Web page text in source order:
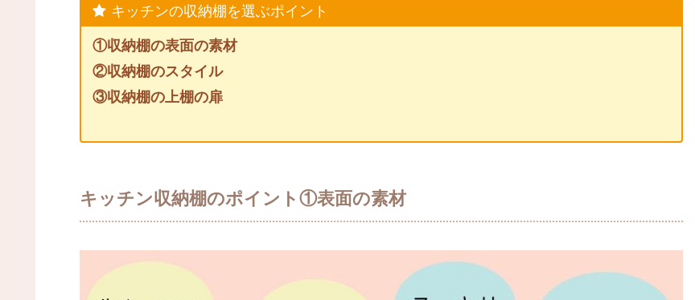
キッチンの収納棚を選ぶポイント
①収納棚の表面の素材
②収納棚のスタイル
③収納棚の上棚の扉
キッチン収納棚のポイント①表面の素材